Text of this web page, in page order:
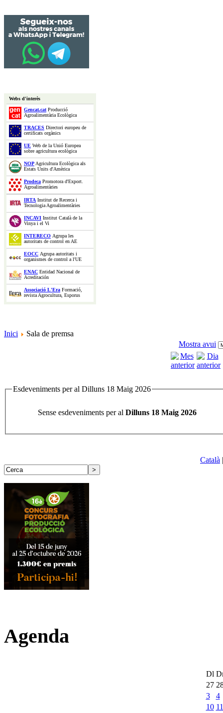
Webs d'interès
Gencat.catProducció
Agroalimentària Ecològica
TRACES Directori europeu de
certificats orgànics
UE Web de la Unió Europea
sobre agricultura ecològica
NOPAgricultura Ecològica als
Estats Units d'Amèrica
Prodeca Promotora d'Export.
Agroalimentàries
IRTA Institut de Recerca i
Tecnologia Agroalimentàries
INCAVI Institut Català de la
Vinya i el Vi
INTERECO Agrupa les
autoritats de control en AE
EOCC Agrupa autoritats i
organismes de control a l'UE
ENAC Entidad Nacional de
Acreditación
Associació L'Era Formació,
revista Agrocultura, Esporus
Inici
Sala de premsa
Mostra avui
Esdeveniments per al Dilluns 18 Maig 2026
Sense esdeveniments per al Dilluns 18 Maig 2026
Català
Agenda
Dl
27
3
4
10 11